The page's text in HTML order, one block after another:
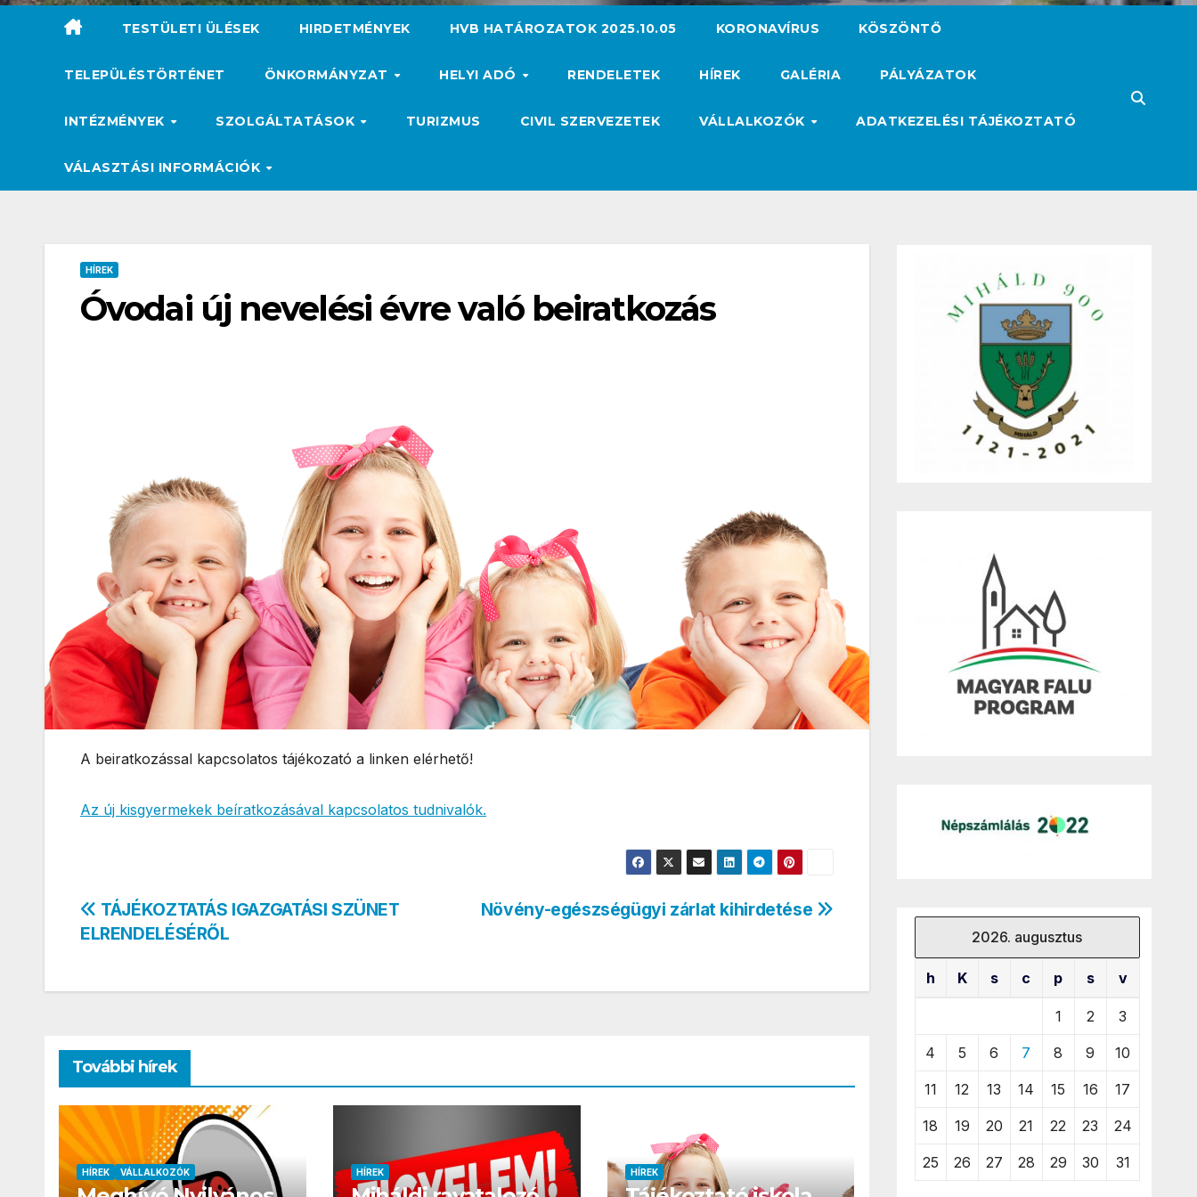
TESTÜLETI ÜLÉSEK HIRDETMÉNYEK HVB HATÁROZATOK 2025.10.05 KORONAVÍRUS KÖSZÖNTŐ
TELEPÜLÉSTÖRTÉNET ÖNKORMÁNYZAT HELYI ADÓ RENDELETEK HÍREK GALÉRIA PÁLYÁZATOK
INTÉZMÉNYEK SZOLGÁLTATÁSOK TURIZMUS CIVIL SZERVEZETEK VÁLLALKOZÓK ADATKEZELÉSI TÁJÉKOZTATÓ
VÁLASZTÁSI INFORMÁCIÓK
HÍREK
Óvodai új nevelési évre való beiratkozás
A beiratkozással kapcsolatos tájékozató a linken elérhető!
Az új kisgyermekek beíratkozásával kapcsolatos tudnivalók.
Bejegyzés
Növény-egészségügyi zárlat kihirdetése
TÁJÉKOZTATÁS IGAZGATÁSI SZÜNET
ELRENDELÉSÉRŐL
További hírek
HÍREK VÁLLALKOZÓK HÍREK HÍREK
2026. augusztus
h K s c p s v
1 2 3
4 5 6 7 8 9 10
11 12 13 14 15 16 17
18 19 20 21 22 23 24
25 26 27 28 29 30 31